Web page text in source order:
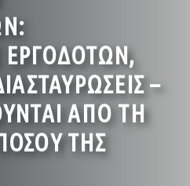
ΕΡΓΟΔΟΤΩΝ,
–
ΑΠΟ ΤΗ
ΤΗΣ